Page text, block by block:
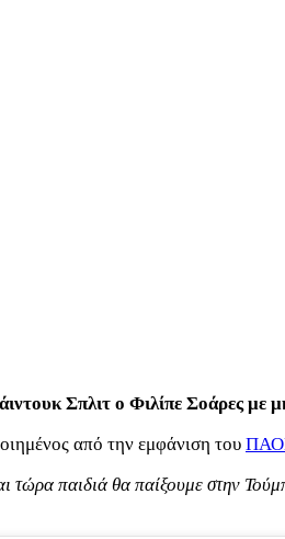
Σπλιτ ο Φιλίπε Σοάρες με
από την εμφάνιση του
τώρα παιδιά θα παίξουμε στην